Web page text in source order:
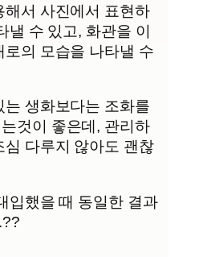
해서 사진에서 표현하
낼 수 있고, 화관을 이
의 모습을 나타낼 수
생화보다는 조화를
것이 좋은데, 관리하
심 다루지 않아도 괜찮
입했을 때 동일한 결과